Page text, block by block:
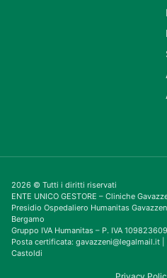
2026 © Tutti i diritti riservati
ENTE UNICO GESTORE – Cliniche
Presidio Ospedaliero Humanitas
Bergamo
Gruppo IVA Humanitas – P. IVA
Posta certificata: gavazzeni@legalmail.it
Castoldi